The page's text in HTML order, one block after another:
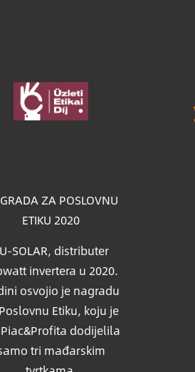
ZA POSLOVNU
ETIKU 2020
SOLAR, distributer
invertera u 2020.
osvojio je nagradu
Etiku, koju je
dodijelila
tri mađarskim